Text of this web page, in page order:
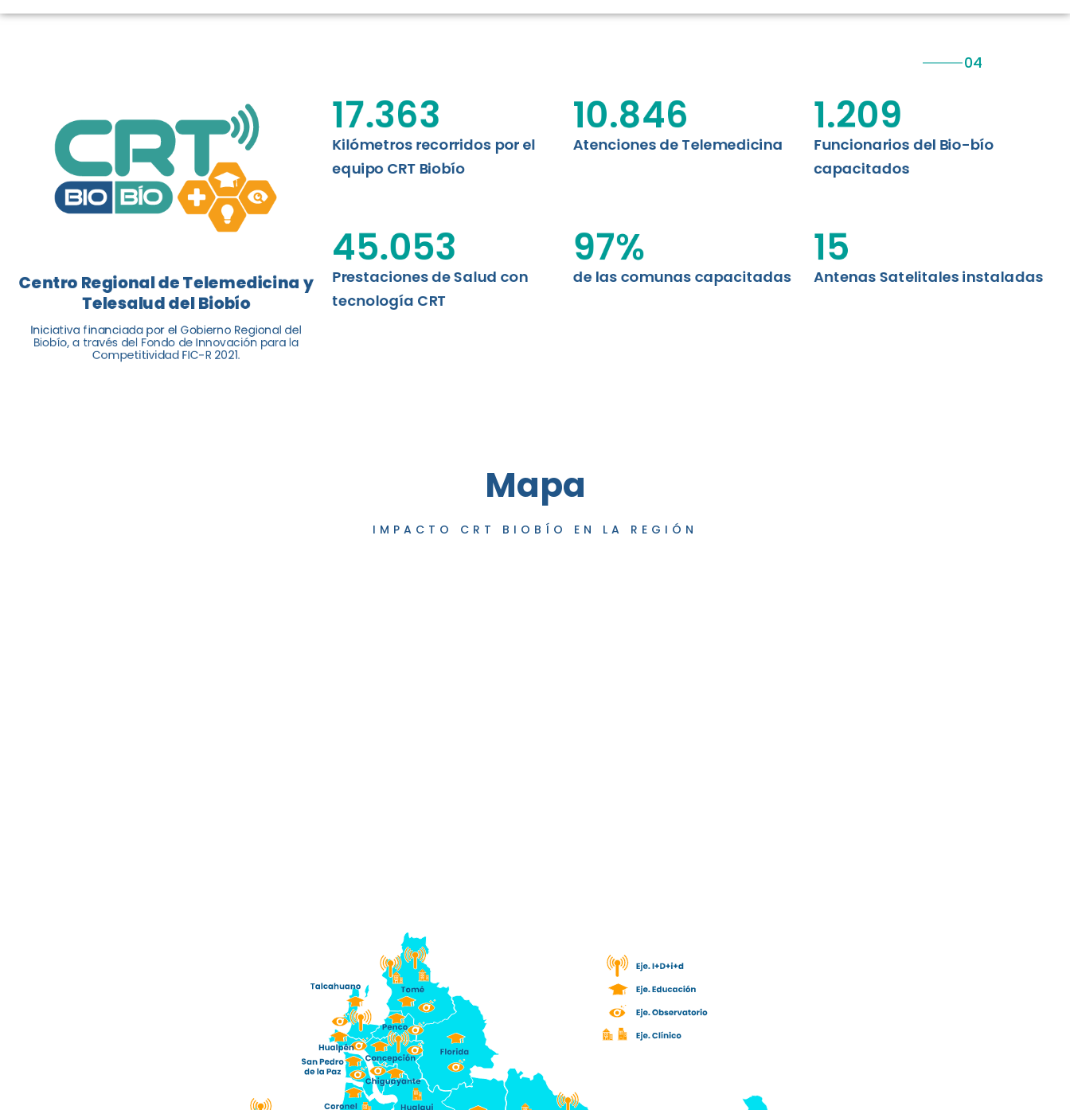
ABORDAJE CLÍNICO EN
I+D+I+E
MDPA
Telesalud del Biobío, a través de la Universidad de Concepción...
Leer más
Centro Regional de Telemedicina y
Telesalud del Biobío
Iniciativa financiada por el Gobierno Regional del
Biobío, a través del Fondo de Innovación para la
Competitividad FIC-R 2021.
Kilómetros recorridos por el
equipo CRT Biobío
17.363
Atenciones de Telemedicina
10.846
Funcionarios del Bio-bío
capacitados
1.209
Prestaciones de Salud con
tecnología CRT
45.053
de las comunas capacitadas
97%
Antenas Satelitales instaladas
15
Mapa
IMPACTO CRT BIOBÍO EN LA REGIÓN